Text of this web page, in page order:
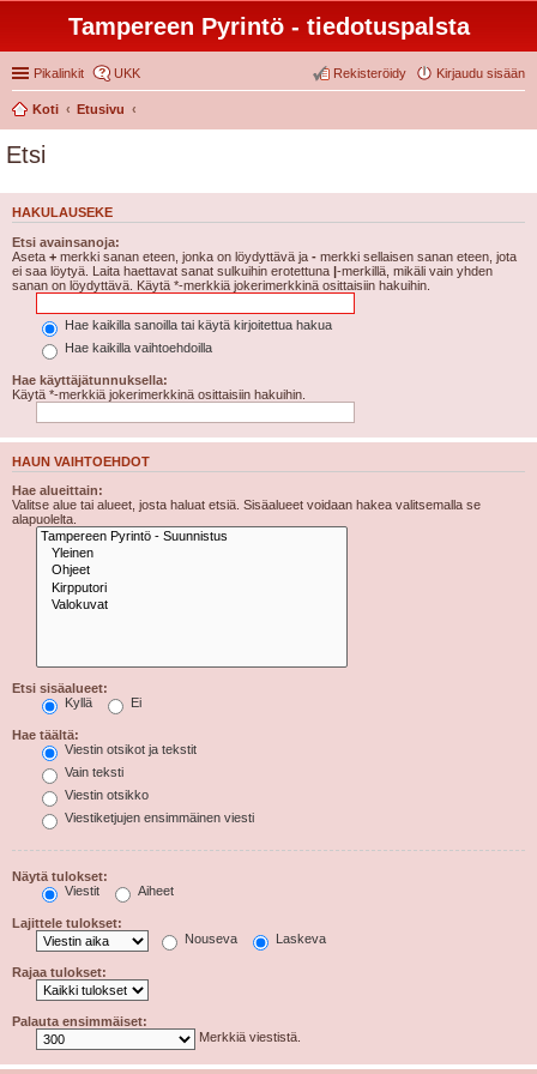
Tampereen Pyrintö - tiedotuspalsta
Pikalinkit UKK Kirjaudu sisään
Rekisteröidy
Koti Etusivu
Etsi
HAKULAUSEKE
Etsi avainsanoja:
Aseta + merkki sanan eteen, jonka on löydyttävä ja - merkki sellaisen sanan eteen, jota
ei saa löytyä. Laita haettavat sanat sulkuihin erotettuna |-merkillä, mikäli vain yhden
sanan on löydyttävä. Käytä *-merkkiä jokerimerkkinä osittaisiin hakuihin.
Hae kaikilla sanoilla tai käytä kirjoitettua hakua
Hae kaikilla vaihtoehdoilla
Hae käyttäjätunnuksella:
Käytä *-merkkiä jokerimerkkinä osittaisiin hakuihin.
HAUN VAIHTOEHDOT
Hae alueittain:
Valitse alue tai alueet, josta haluat etsiä. Sisäalueet voidaan hakea valitsemalla se
alapuolelta.
Etsi sisäalueet:
Kyllä
Ei
Hae täältä:
Viestin otsikot ja tekstit
Vain teksti
Viestin otsikko
Viestiketjujen ensimmäinen viesti
Näytä tulokset:
Viestit
Aiheet
Lajittele tulokset:
Nouseva
Laskeva
Rajaa tulokset:
Palauta ensimmäiset:
Merkkiä viestistä.